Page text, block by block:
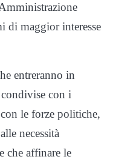
di maggior interesse
entreranno in
con i
le forze politiche,
necessità
che affinare le